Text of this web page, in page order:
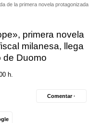
de la primera novela protagonizada
primera novela
milanesa, llega
de Duomo
h.
Comentar ·